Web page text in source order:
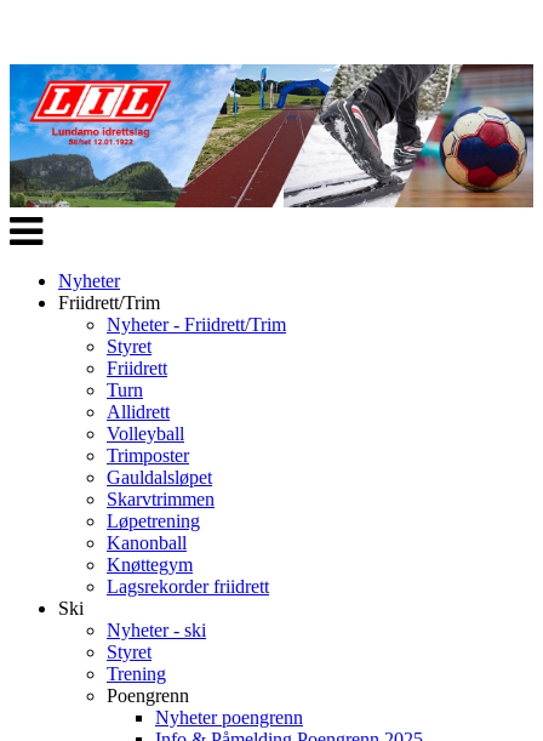
Veksle
navigasjon
Nyheter
Friidrett/Trim
Nyheter - Friidrett/Trim
Styret
Friidrett
Turn
Allidrett
Volleyball
Trimposter
Gauldalsløpet
Skarvtrimmen
Løpetrening
Kanonball
Knøttegym
Lagsrekorder friidrett
Ski
Nyheter - ski
Styret
Trening
Poengrenn
Nyheter poengrenn